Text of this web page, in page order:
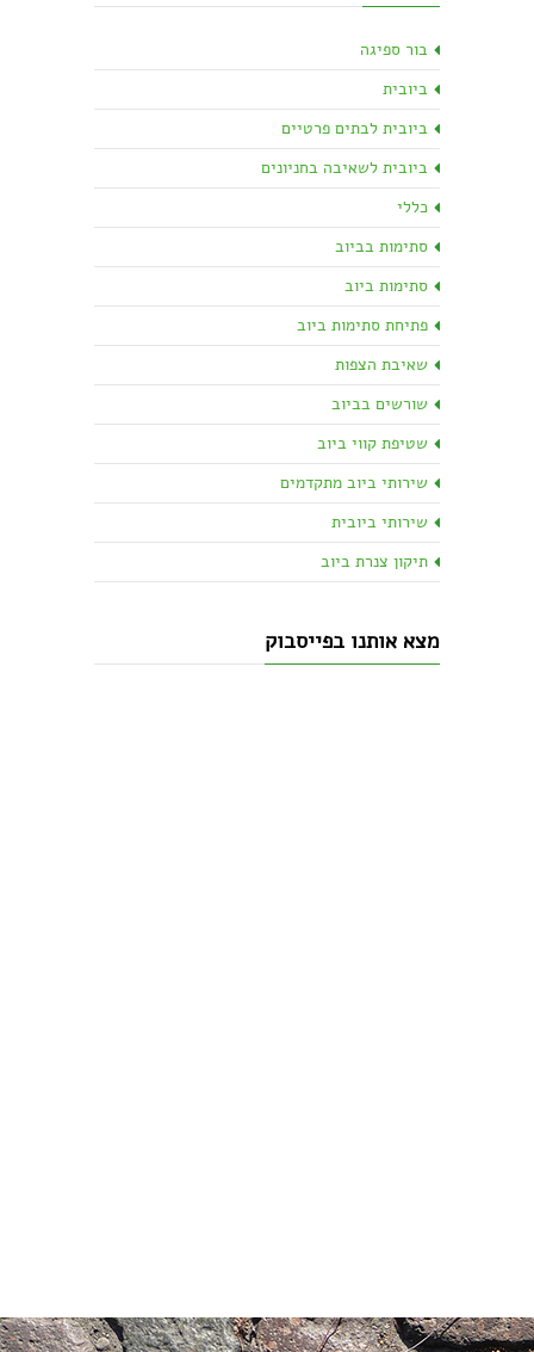
בור ספיגה
ביובית
ביובית לבתים פרטיים
ביובית לשאיבה בחניונים
כללי
סתימות בביוב
סתימות ביוב
פתיחת סתימות ביוב
שאיבת הצפות
שורשים בביוב
שטיפת קווי ביוב
שירותי ביוב מתקדמים
שירותי ביובית
תיקון צנרת ביוב
מצא אותנו בפייסבוק